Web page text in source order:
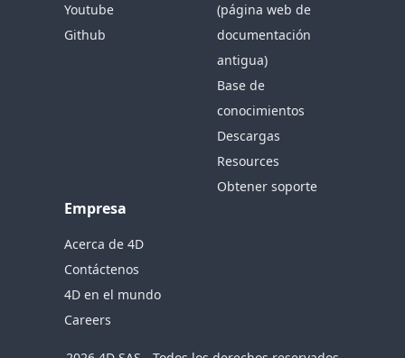
Youtube
Github
(página web de
documentación
antigua)
Base de
conocimientos
Descargas
Resources
Obtener soporte
Empresa
Acerca de 4D
Contáctenos
4D en el mundo
Careers